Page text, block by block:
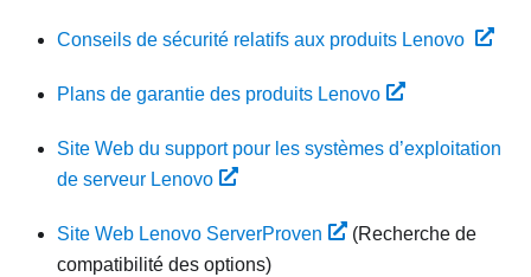
Conseils de sécurité relatifs aux produits Lenovo
Plans de garantie des produits Lenovo
Site Web du support pour les systèmes d’exploitation
de serveur Lenovo
Site Web Lenovo ServerProven
(Recherche de
compatibilité des options)